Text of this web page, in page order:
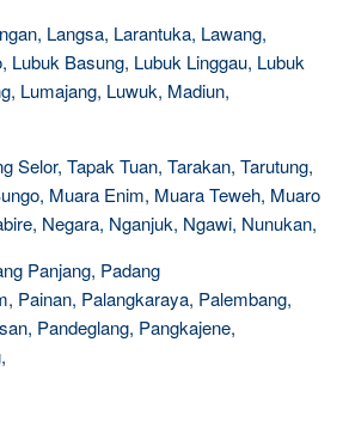
Langsa, Larantuka, Lawang,
Lubuk Basung, Lubuk Linggau, Lubuk
Lumajang, Luwuk, Madiun,
Selor, Tapak Tuan, Tarakan, Tarutung,
Muara Enim, Muara Teweh, Muaro
Negara, Nganjuk, Ngawi, Nunukan,
Panjang, Padang
Painan, Palangkaraya, Palembang,
Pandeglang, Pangkajene,